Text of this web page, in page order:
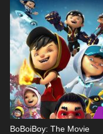
BoBoiBoy: The Movie